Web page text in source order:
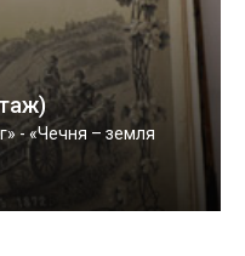
- «Чечня – земля